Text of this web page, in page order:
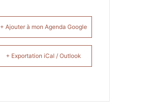
+ Ajouter à mon Agenda Google
+ Exportation iCal / Outlook